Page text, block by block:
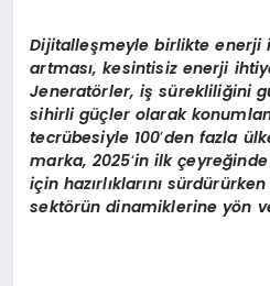
Dijitalleşmeyle birlikte enerji
artması, kesintisiz enerji
Jeneratörler, iş sürekliliğini
sihirli güçler olarak
tecrübesiyle 100’den fazla
marka, 2025‘in ilk çeyreğinde
için hazırlıklarını
sektörün dinamiklerine yön